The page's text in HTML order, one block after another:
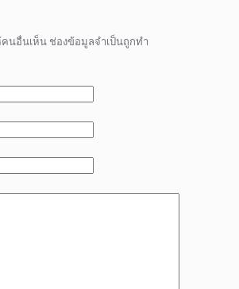
คนอื่นเห็น ช่องข้อมูลจำเป็นถูกทำ